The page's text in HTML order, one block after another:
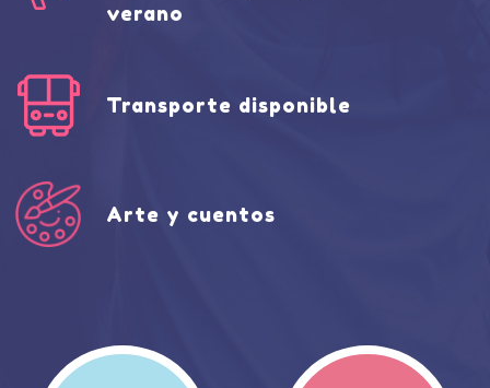
verano
Transporte disponible
Arte y cuentos